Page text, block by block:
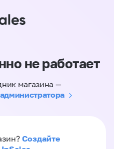
не работает
магазина —
Создайте